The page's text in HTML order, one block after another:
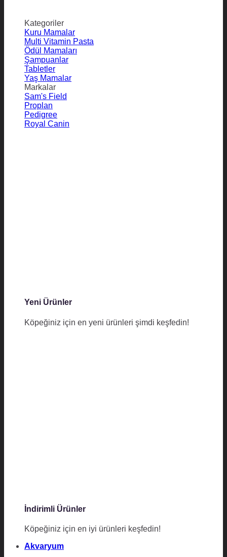
Kategoriler
Kuru Mamalar
Multi Vitamin Pasta
Ödül Mamaları
Şampuanlar
Tabletler
Yaş Mamalar
Markalar
Sam's Field
Proplan
Pedigree
Royal Canin
Yeni Ürünler
Köpeğiniz için en yeni ürünleri şimdi keşfedin!
İndirimli Ürünler
Köpeğiniz için en iyi ürünleri keşfedin!
Akvaryum